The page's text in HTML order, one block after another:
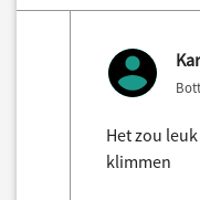
Het zou
klimmen